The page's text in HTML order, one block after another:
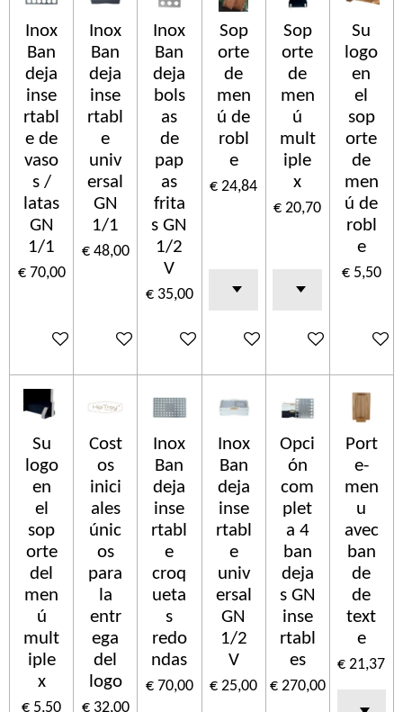
Inox
Ban
deja
inse
rtabl
e de
vaso
s /
latas
GN
1/1
€ 70,00
In winkelwagen
Inox
Ban
deja
inse
rtabl
e
univ
ersal
GN
1/1
€ 48,00
In winkelwagen
Inox
Ban
deja
bols
as
de
pap
as
frita
s GN
1/2
V
€ 35,00
In winkelwagen
Sop
orte
de
men
ú de
robl
e
€ 24,84
In winkelwagen
Sop
orte
de
men
ú
mult
iple
x
€ 20,70
In winkelwagen
Su
logo
en
el
sop
orte
de
men
ú de
robl
e
€ 5,50
In
Su
logo
en
el
sop
orte
del
men
ú
mult
iple
x
€ 5,50
Cost
os
inici
ales
únic
os
para
la
entr
ega
del
logo
€ 32,00
Inox
Ban
deja
inse
rtabl
e
croq
ueta
s
redo
ndas
€ 70,00
Inox
Ban
deja
inse
rtabl
e
univ
ersal
GN
1/2
V
€ 25,00
Opci
ón
com
plet
a 4
ban
deja
s GN
inse
rtabl
es
€ 270,00
Port
e-
men
u
avec
ban
de
de
text
e
€ 21,37